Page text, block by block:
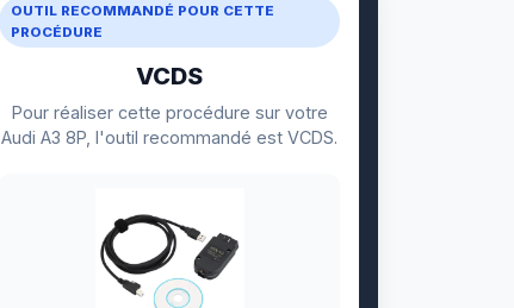
OUTIL RECOMMANDÉ POUR CETTE
PROCÉDURE
VCDS
Pour réaliser cette procédure sur votre
Audi A3 8P, l'outil recommandé est VCDS.